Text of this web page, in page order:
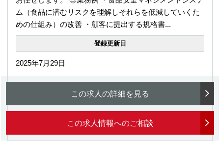
ム（食品に潜むリスクを理解しそれらを低減していくた
めの仕組み）の改善 ・顧客に提出する規格書...
登録更新日
2025年7月29日
この求人の詳細を見る
この求人情報へのご相談